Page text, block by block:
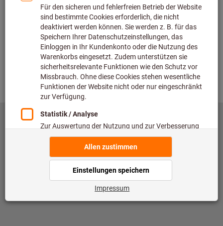
Überprüfen
Zurück
copyright by Hoffmann SE
toolscout@hoffmann-group.com
Nutzungsbedingungen